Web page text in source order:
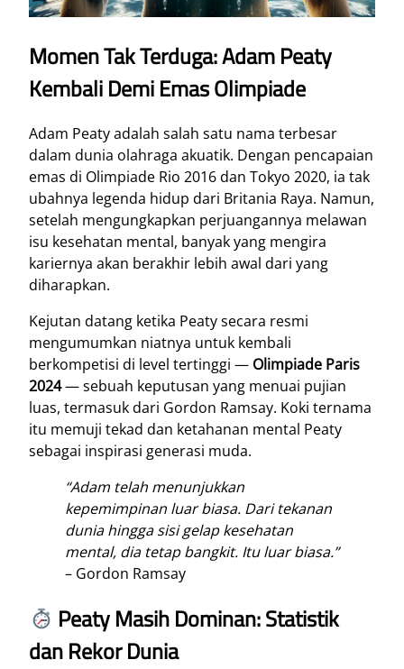
Momen Tak Terduga: Adam Peaty
Kembali Demi Emas Olimpiade
Adam Peaty adalah salah satu nama terbesar
dalam dunia olahraga akuatik. Dengan pencapaian
emas di Olimpiade Rio 2016 dan Tokyo 2020, ia tak
ubahnya legenda hidup dari Britania Raya. Namun,
setelah mengungkapkan perjuangannya melawan
isu kesehatan mental, banyak yang mengira
kariernya akan berakhir lebih awal dari yang
diharapkan.
Kejutan datang ketika Peaty secara resmi
mengumumkan niatnya untuk kembali
berkompetisi di level tertinggi — Olimpiade Paris
2024— sebuah keputusan yang menuai pujian
luas, termasuk dari Gordon Ramsay. Koki ternama
itu memuji tekad dan ketahanan mental Peaty
sebagai inspirasi generasi muda.
“Adam telah menunjukkan
kepemimpinan luar biasa. Dari tekanan
dunia hingga sisi gelap kesehatan
mental, dia tetap bangkit. Itu luar biasa.”
– Gordon Ramsay
Peaty Masih Dominan: Statistik
dan Rekor Dunia